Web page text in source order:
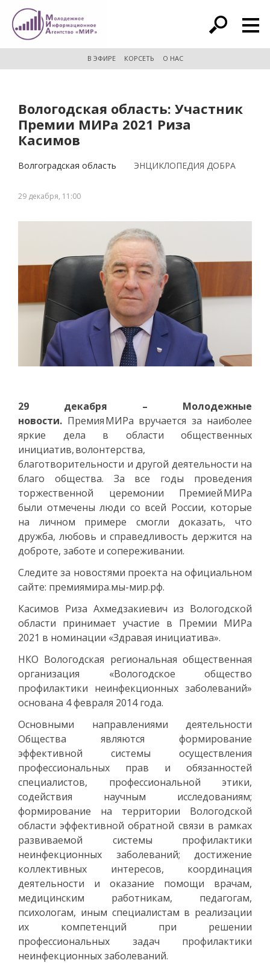
расширенный поиск
В ЭФИРЕ КОРСЕТЬ О НАС
Вологодская область: Участник
Премии МИРа 2021 Риза
Касимов
Волгоградская область ЭНЦИКЛОПЕДИЯ ДОБРА
29 декабря, 11:00
29 декабря – Молодежные
новости. Премия МИРа вручается за наиболее
яркие дела в области общественных
инициатив, волонтерства,
благотворительности и другой деятельности на
благо общества. За все годы проведения
торжественной церемонии Премией МИРа
были отмечены люди со всей России, которые
на личном примере смогли доказать, что
дружба, любовь и справедливость держится на
доброте, заботе и сопереживании.
Следите за новостями проекта на официальном
сайте: премиямира.мы-мир.рф.
Касимов Риза Ахмедзакиевич из Вологодской
области принимает участие в Премии МИРа
2021 в номинации «Здравая инициатива».
НКО Вологодская региональная общественная
организация «Вологодское общество
профилактики неинфекционных заболеваний»
основана 4 февраля 2014 года.
Основными направлениями деятельности
Общества являются формирование
эффективной системы осуществления
профессиональных прав и обязанностей
специалистов, профессиональной этики,
содействия научным исследованиям;
формирование на территории Вологодской
области эффективной обратной связи в рамках
развиваемой системы профилактики
неинфекционных заболеваний; достижение
коллективных интересов, координация
деятельности и оказание помощи врачам,
медицинским работникам, педагогам,
психологам, иным специалистам в реализации
их компетенций при решении
профессиональных задач профилактики
неинфекционных заболеваний.